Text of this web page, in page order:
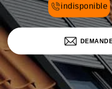
indisponible